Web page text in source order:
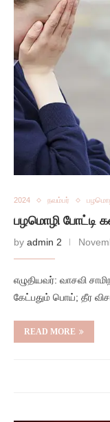
2024 நவம்பர்
பழமொழி போட்டி
by admin 2
எழுதியவர்: வாசவி
கேட்பதும் பொய்; தீர
READ MORE